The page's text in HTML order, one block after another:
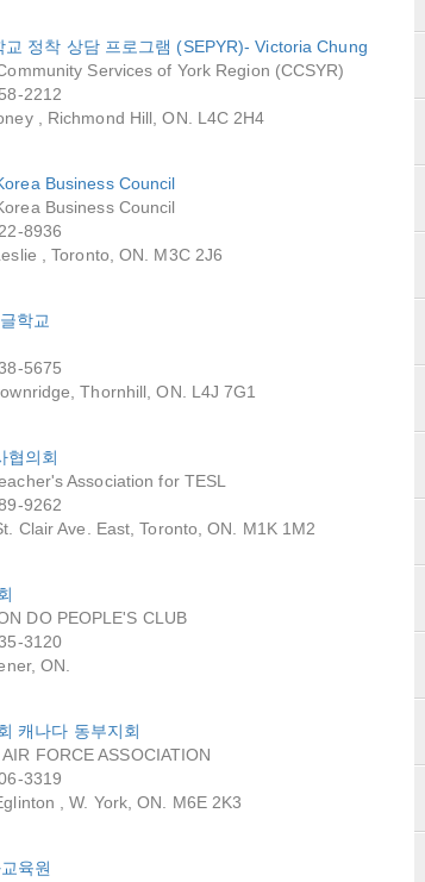
교 정착 상담 프로그램 (SEPYR)- Victoria Chung
Services of York Region (CCSYR)
2212
, Richmond Hill, ON. L4C 2H4
Business Council
Business Council
8936
, Toronto, ON. M3C 2J6
학교
5675
Thornhill, ON. L4J 7G1
협의회
Association for TESL
9262
Clair Ave. East, Toronto, ON. M1K 1M2
DO PEOPLE'S CLUB
3120
ON.
캐나다 동부지회
FORCE ASSOCIATION
3319
, W. York, ON. M6E 2K3
육원